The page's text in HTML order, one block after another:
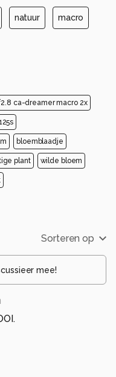
natuur macro
ca-dreamer macro 2x
bloemblaadje
plant wilde bloem
Sorteren op
mee!